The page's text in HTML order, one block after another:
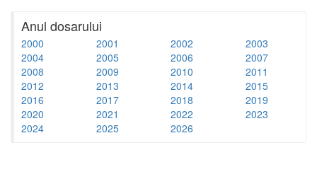
Anul dosarului
2000 2001 2002
2003
2004
2005 2006
2007
2008
2009 2010
2011
2012
2013 2014
2015
2016
2017 2018
2019
2020
2021 2022
2023
2024
2025 2026